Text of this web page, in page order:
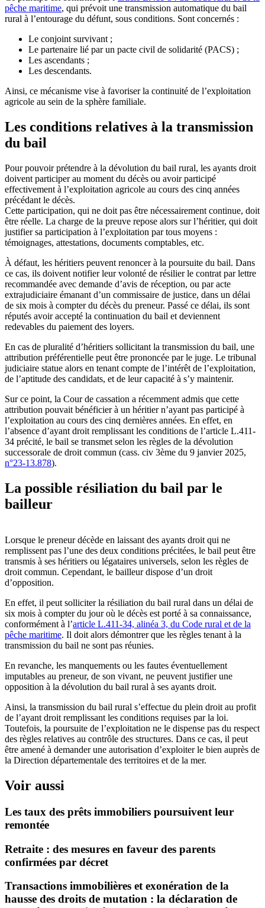
pêche maritime, qui prévoit une transmission automatique du bail
rural à l’entourage du défunt, sous conditions. Sont concernés :
Le conjoint survivant ;
Le partenaire lié par un pacte civil de solidarité (PACS) ;
Les ascendants ;
Les descendants.
Ainsi, ce mécanisme vise à favoriser la continuité de l’exploitation
agricole au sein de la sphère familiale.
Les conditions relatives à la transmission
du bail
Pour pouvoir prétendre à la dévolution du bail rural, les ayants droit
doivent participer au moment du décès ou avoir participé
effectivement à l’exploitation agricole au cours des cinq années
précédant le décès.
Cette participation, qui ne doit pas être nécessairement continue, doit
être réelle. La charge de la preuve repose alors sur l’héritier, qui doit
justifier sa participation à l’exploitation par tous moyens :
témoignages, attestations, documents comptables, etc.
À défaut, les héritiers peuvent renoncer à la poursuite du bail. Dans
ce cas, ils doivent notifier leur volonté de résilier le contrat par lettre
recommandée avec demande d’avis de réception, ou par acte
extrajudiciaire émanant d’un commissaire de justice, dans un délai
de six mois à compter du décès du preneur. Passé ce délai, ils sont
réputés avoir accepté la continuation du bail et deviennent
redevables du paiement des loyers.
En cas de pluralité d’héritiers sollicitant la transmission du bail, une
attribution préférentielle peut être prononcée par le juge. Le tribunal
judiciaire statue alors en tenant compte de l’intérêt de l’exploitation,
de l’aptitude des candidats, et de leur capacité à s’y maintenir.
Sur ce point, la Cour de cassation a récemment admis que cette
attribution pouvait bénéficier à un héritier n’ayant pas participé à
l’exploitation au cours des cinq dernières années. En effet, en
l’absence d’ayant droit remplissant les conditions de l’article L.411-
34 précité, le bail se transmet selon les règles de la dévolution
successorale de droit commun (cass. civ 3ème du 9 janvier 2025,
n°23-13.878).
La possible résiliation du bail par le
bailleur
Lorsque le preneur décède en laissant des ayants droit qui ne
remplissent pas l’une des deux conditions précitées, le bail peut être
transmis à ses héritiers ou légataires universels, selon les règles de
droit commun. Cependant, le bailleur dispose d’un droit
d’opposition.
En effet, il peut solliciter la résiliation du bail rural dans un délai de
six mois à compter du jour où le décès est porté à sa connaissance,
conformément à l’article L.411-34, alinéa 3, du Code rural et de la
pêche maritime. Il doit alors démontrer que les règles tenant à la
transmission du bail ne sont pas réunies.
En revanche, les manquements ou les fautes éventuellement
imputables au preneur, de son vivant, ne peuvent justifier une
opposition à la dévolution du bail rural à ses ayants droit.
Ainsi, la transmission du bail rural s’effectue du plein droit au profit
de l’ayant droit remplissant les conditions requises par la loi.
Toutefois, la poursuite de l’exploitation ne le dispense pas du respect
des règles relatives au contrôle des structures. Dans ce cas, il peut
être amené à demander une autorisation d’exploiter le bien auprès de
la Direction départementale des territoires et de la mer.
Voir aussi
Les taux des prêts immobiliers poursuivent leur
remontée
Retraite : des mesures en faveur des parents
confirmées par décret
Transactions immobilières et exonération de la
hausse des droits de mutation : la déclaration de